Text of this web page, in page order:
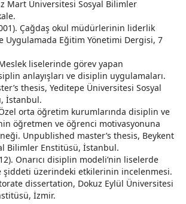
Mart Üniversitesi Sosyal Bilimler
Çağdaş okul müdürlerinin liderlik
Uygulamada Eğitim Yönetimi Dergisi, 7
liselerinde görev yapan
anlayışları ve disiplin uygulamaları.
thesis, Yeditepe Üniversitesi Sosyal
İstanbul.
orta öğretim kurumlarında disiplin ve
öğretmen ve öğrenci motivasyonuna
Unpublished master’s thesis, Beykent
Bilimler Enstitüsü, İstanbul.
Onarıcı disiplin modeli’nin liselerde
şiddeti üzerindeki etkilerinin incelenmesi.
dissertation, Dokuz Eylül Üniversitesi
İzmir.